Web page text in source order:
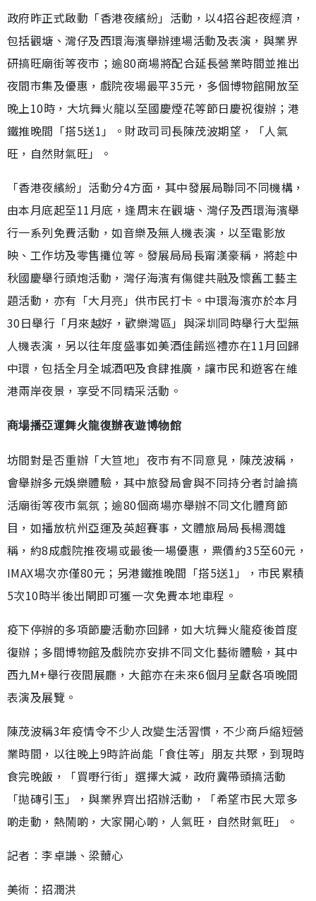
政府昨正式啟動「香港夜繽紛」活動，以4招谷起夜經濟，
包括觀塘、灣仔及西環海濱舉辦連場活動及表演，與業界
研搞旺廟街等夜市；逾80商場將配合延長營業時間並推出
夜間市集及優惠，戲院夜場最平35元，多個博物館開放至
晚上10時，大坑舞火龍以至國慶煙花等節日慶祝復辦；港
鐵推晚間「搭5送1」。財政司司長陳茂波期望，「人氣
旺，自然財氣旺」。
「香港夜繽紛」活動分4方面，其中發展局聯同不同機構，
由本月底起至11月底，逢周末在觀塘、灣仔及西環海濱舉
行一系列免費活動，如音樂及無人機表演，以至電影放
映、工作坊及零售攤位等。發展局局長甯漢豪稱，將趁中
秋國慶舉行頭炮活動，灣仔海濱有傷健共融及懷舊工藝主
題活動，亦有「大月亮」供市民打卡。中環海濱亦於本月
30日舉行「月來越好，歡樂灣區」與深圳同時舉行大型無
人機表演，另以往年度盛事如美酒佳餚巡禮亦在11月回歸
中環，包括全月全城酒吧及食肆推廣，讓市民和遊客在維
港兩岸夜景，享受不同精采活動。
商場播亞運舞火龍復辦夜遊博物館
坊間對是否重辦「大笪地」夜市有不同意見，陳茂波稱，
會舉辦多元娛樂體驗，其中旅發局會與不同持分者討論搞
活廟街等夜市氣氛；逾80個商場亦舉辦不同文化體育節
目，如播放杭州亞運及英超賽事，文體旅局局長楊潤雄
稱，約8成戲院推夜場或最後一場優惠，票價約35至60元，
IMAX場次亦僅80元；另港鐵推晚間「搭5送1」，市民累積
5次10時半後出閘即可獲一次免費本地車程。
疫下停辦的多項節慶活動亦回歸，如大坑舞火龍疫後首度
復辦；多間博物館及戲院亦安排不同文化藝術體驗，其中
西九M+舉行夜間展廳，大館亦在未來6個月呈獻各項晚間
表演及展覽。
陳茂波稱3年疫情令不少人改變生活習慣，不少商戶縮短營
業時間，以往晚上9時許尚能「食住等」朋友共聚，到現時
食完晚飯，「買嘢行街」選擇大減，政府冀帶頭搞活動
「拋磚引玉」，與業界齊出招辦活動，「希望市民大眾多
啲走動，熱鬧啲，大家開心啲，人氣旺，自然財氣旺」。
記者︰李卓謙、梁薾心
美術：招潤洪